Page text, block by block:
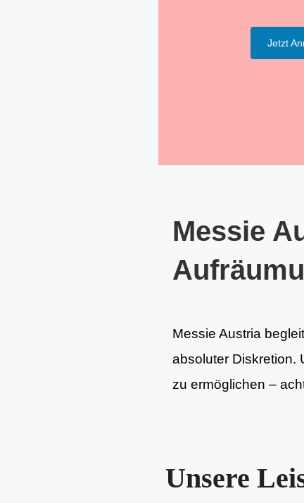
Jetzt
Messie
Messie Austria
absoluter Diskretion.
zu ermöglichen –
Unsere